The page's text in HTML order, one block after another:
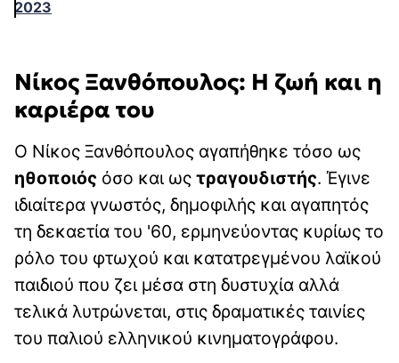
2023
Νίκος Ξανθόπουλος: Η ζωή και η
καριέρα του
Ο Νίκος Ξανθόπουλος αγαπήθηκε τόσο ως
ηθοποιός όσο και ως τραγουδιστής. Έγινε
ιδιαίτερα γνωστός, δημοφιλής και αγαπητός
τη δεκαετία του '60, ερμηνεύοντας κυρίως το
ρόλο του φτωχού και κατατρεγμένου λαϊκού
παιδιού που ζει μέσα στη δυστυχία αλλά
τελικά λυτρώνεται, στις δραματικές ταινίες
του παλιού ελληνικού κινηματογράφου.